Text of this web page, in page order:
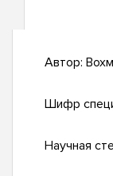
Автор:
Шифр
Научная